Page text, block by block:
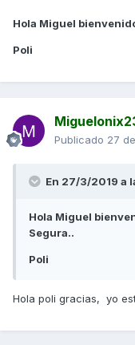
Hola Miguel
Poli
Publicado 27
En 27/3/2019 a
Hola Miguel
Segura..
Poli
Hola poli gracias, yo